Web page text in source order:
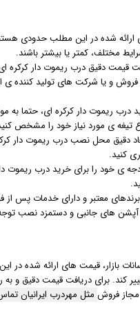
شده در این مطلب حدودی
مختلف، کمتر یا بیشتر باشند.
قیمت دقیق درب ریموت دار کرکره
و یا شرکت های تولید کننده
درب ریموت دار کرکره ای، حتما به
تیغه ی مورد نیاز خود را مشخص
دقیق محل نصب درب ریموت دار
کنید.
ی خود را برای خرید درب ریموت
برندهای معتبر و دارای خدمات پس
آپشن های جانبی و دستمزد نصب
بازار، قیمت های ارائه شده
کند. برای دریافت قیمت دقیق و به
فروش مثل مهردرب ایرانیان